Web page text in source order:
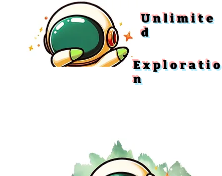
Unlimite
d
Exploratio
n